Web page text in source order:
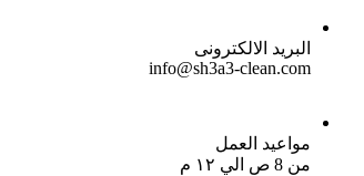
البريد الالكترونى
info@sh3a3-clean.com
مواعيد العمل
من 8 ص الي ١٢ م